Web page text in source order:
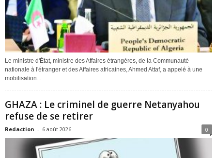
Le ministre d'État, ministre des Affaires étrangères, de la Communauté
nationale à l'étranger et des Affaires africaines, Ahmed Attaf, a appelé à une
mobilisation...
GHAZA : Le criminel de guerre Netanyahou
refuse de se retirer
Redaction - 6 août 2026 0